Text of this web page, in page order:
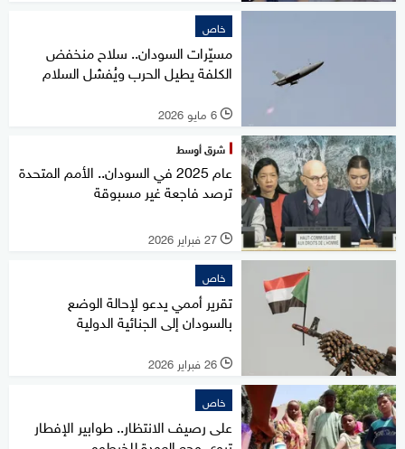
خاص
مسيّرات السودان.. سلاح منخفض
الكلفة يطيل الحرب ويُفشل السلام
l 6 مايو 2026
شرق أوسط
عام 2025 في السودان.. الأمم المتحدة
ترصد فاجعة غير مسبوقة
l 27 فبراير 2026
خاص
تقرير أممي يدعو لإحالة الوضع
بالسودان إلى الجنائية الدولية
l 26 فبراير 2026
خاص
على رصيف الانتظار.. طوابير الإفطار